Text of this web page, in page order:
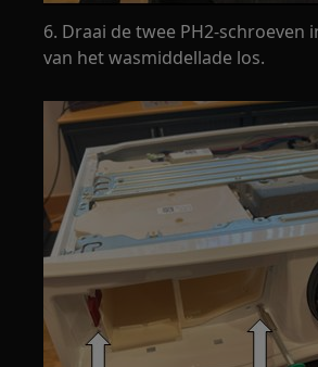
6. Draai de twee PH2-schroeven
van het wasmiddellade los.